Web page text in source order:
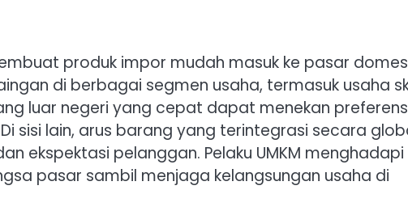
produk impor mudah masuk ke pasar
di berbagai segmen usaha, termasuk usaha
luar negeri yang cepat dapat menekan
sisi lain, arus barang yang terintegrasi secara
ekspektasi pelanggan. Pelaku UMKM menghadapi
pasar sambil menjaga kelangsungan usaha di